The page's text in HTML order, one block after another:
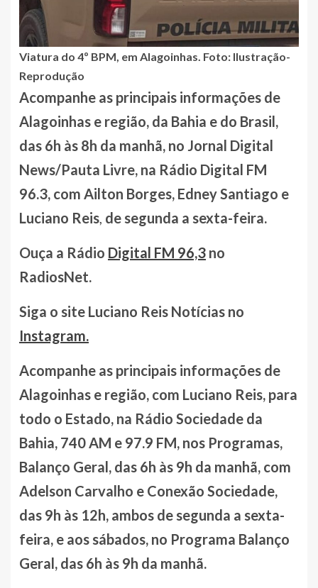
Viatura do 4º BPM, em Alagoinhas. Foto: Ilustração-
Reprodução
Acompanhe as principais informações de
Alagoinhas e região, da Bahia e do Brasil,
das 6h às 8h da manhã, no Jornal Digital
News/Pauta Livre, na Rádio Digital FM
96.3, com Ailton Borges, Edney Santiago e
Luciano Reis, de segunda a sexta-feira.
Ouça a Rádio Digital FM 96,3 no
RadiosNet.
Siga o site Luciano Reis Notícias no
Instagram.
Acompanhe as principais informações de
Alagoinhas e região, com Luciano Reis, para
todo o Estado, na Rádio Sociedade da
Bahia, 740 AM e 97.9 FM, nos Programas,
Balanço Geral, das 6h às 9h da manhã, com
Adelson Carvalho e Conexão Sociedade,
das 9h às 12h, ambos de segunda a sexta-
feira, e aos sábados, no Programa Balanço
Geral, das 6h às 9h da manhã.